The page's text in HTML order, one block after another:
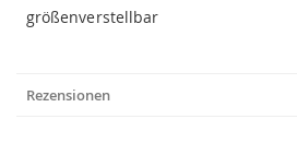
größenverstellbar
Rezensionen